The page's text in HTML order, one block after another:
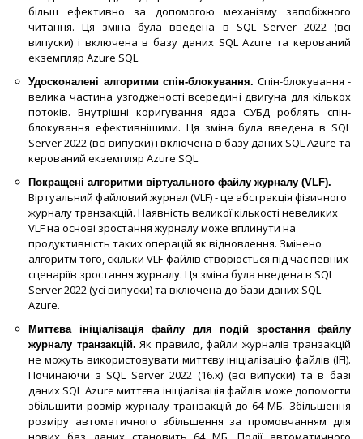
більш ефективно за допомогою механізму запобіжного
читання. Ця зміна була введена в SQL Server 2022 (всі
випуски) і включена в базу даних SQL Azure та керований
екземпляр Azure SQL.
Удосконалені алгоритми спін-блокування. Спін-блокування -
велика частина узгодженості всередині двигуна для кількох
потоків. Внутрішні коригування ядра СУБД роблять спін-
блокування ефективнішими. Ця зміна була введена в SQL
Server 2022 (всі випуски) і включена в базу даних SQL Azure та
керований екземпляр Azure SQL.
Покращені алгоритми віртуального файлу журналу (VLF).
Віртуальний файловий журнал (VLF) - це абстракція фізичного
журналу транзакцій. Наявність великої кількості невеликих
VLF на основі зростання журналу може вплинути на
продуктивність таких операцій як відновлення. Змінено
алгоритм того, скільки VLF-файлів створюється під час певних
сценаріїв зростання журналу. Ця зміна була введена в SQL
Server 2022 (усі випуски) та включена до бази даних SQL
Azure.
Миттєва ініціалізація файлу для подій зростання файлу
журналу транзакцій. Як правило, файли журналів транзакцій
не можуть використовувати миттєву ініціалізацію файлів (IFI).
Починаючи з SQL Server 2022 (16.x) (всі випуски) та в базі
даних SQL Azure миттєва ініціалізація файлів може допомогти
збільшити розмір журналу транзакцій до 64 МБ. Збільшення
розміру автоматичного збільшення за промовчанням для